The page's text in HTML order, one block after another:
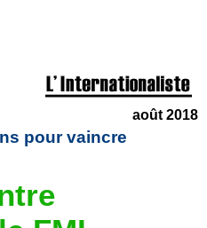
août 2018
pour vaincre